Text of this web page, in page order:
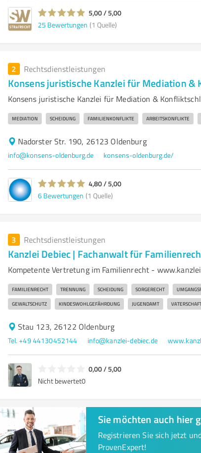
5,00 / 5,00
25 Bewertungen (1 Quelle)
2 Rechtsdienstleistungen
Konsens juristische Kanzlei für Mediation
Konsens juristische Kanzlei für Mediation &
MEDIATION SCHEIDUNG FAMILIENKONFLIKTE ARBEITSKONFLIKTE
Nadorster Str. 190, 26123 Oldenburg
info@konsens-oldenburg.de konsens-oldenburg.de/
4,80 / 5,00
6 Bewertungen (1 Quelle)
3 Rechtsdienstleistungen
Kanzlei Debiec | Fachanwalt für
Kompetente Vertretung im Familienrecht -
FAMILIENRECHT TRENNUNG SCHEIDUNG SORGERECHT
GEWALTSCHUTZ KINDESWOHLGEFÄHRDUNG JUGENDAMT
Stau 123, 26122 Oldenburg
Tel. +49 44130452144 info@kanzlei-debiec.de
0,00 / 5,00
Nicht bewertet0
Sie möchten auch hier
Registrieren Sie sich jetzt
ProvenExpert!